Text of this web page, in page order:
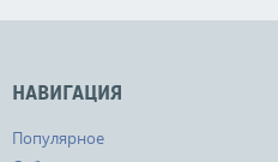
НАВИГАЦИЯ
Популярное